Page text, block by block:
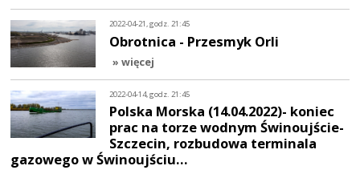
2022-04-21, godz. 21:45
Obrotnica - Przesmyk Orli
» więcej
2022-04-14, godz. 21:45
Polska Morska (14.04.2022)- koniec
prac na torze wodnym Świnoujście-
Szczecin, rozbudowa terminala
gazowego w Świnoujściu…